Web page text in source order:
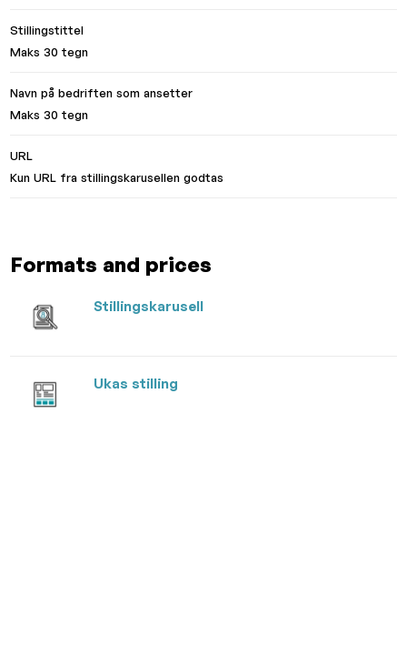
Stillingstittel
Maks 30 tegn
Navn på bedriften som ansetter
Maks 30 tegn
URL
Kun URL fra stillingskarusellen godtas
Formats and prices
Stillingskarusell
Ukas stilling